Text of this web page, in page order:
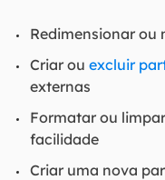
Redimensionar
Criar ou excluir
externas
Formatar ou
facilidade
Criar uma nova